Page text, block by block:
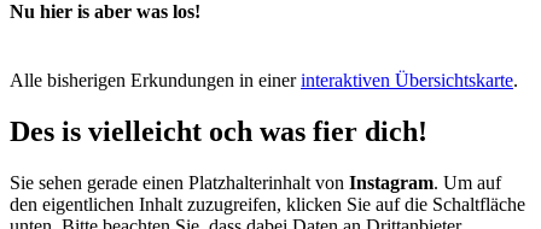
Nu hier is aber was los!
Alle bisherigen Erkundungen in einerinteraktiven Übersichtskarte.
Des is vielleicht och was fier dich!
Sie sehen gerade einen Platzhalterinhalt von Instagram. Um auf
den eigentlichen Inhalt zuzugreifen, klicken Sie auf die Schaltfläche